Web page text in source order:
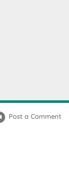
Post a Comment